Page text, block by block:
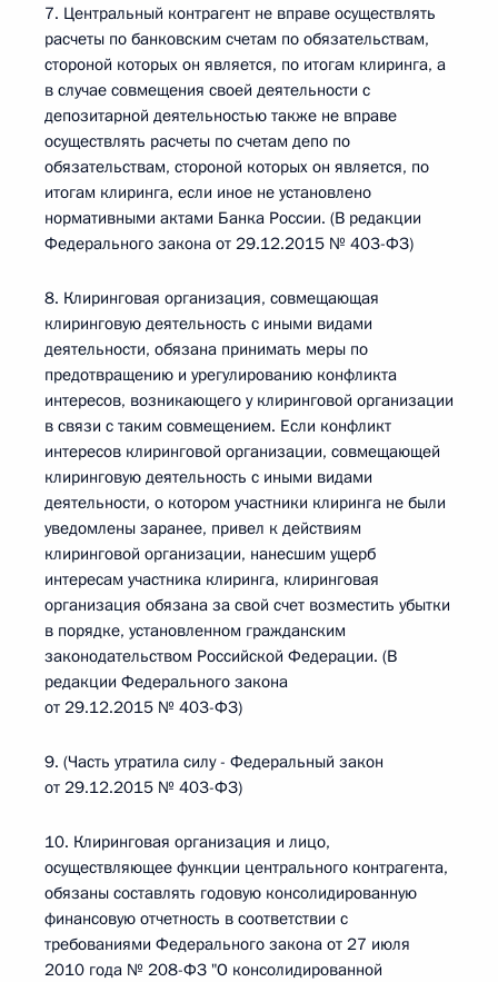
7. Центральный контрагент не вправе осуществлять
расчеты по банковским счетам по обязательствам,
стороной которых он является, по итогам клиринга, а
в случае совмещения своей деятельности с
депозитарной деятельностью также не вправе
осуществлять расчеты по счетам депо по
обязательствам, стороной которых он является, по
итогам клиринга, если иное не установлено
нормативными актами Банка России. (В редакции
Федерального закона от 29.12.2015 № 403-ФЗ)
8. Клиринговая организация, совмещающая
клиринговую деятельность с иными видами
деятельности, обязана принимать меры по
предотвращению и урегулированию конфликта
интересов, возникающего у клиринговой организации
в связи с таким совмещением. Если конфликт
интересов клиринговой организации, совмещающей
клиринговую деятельность с иными видами
деятельности, о котором участники клиринга не были
уведомлены заранее, привел к действиям
клиринговой организации, нанесшим ущерб
интересам участника клиринга, клиринговая
организация обязана за свой счет возместить убытки
в порядке, установленном гражданским
законодательством Российской Федерации. (В
редакции Федерального закона
от 29.12.2015 № 403-ФЗ)
9. (Часть утратила силу - Федеральный закон
от 29.12.2015 № 403-ФЗ)
10. Клиринговая организация и лицо,
осуществляющее функции центрального контрагента,
обязаны составлять годовую консолидированную
финансовую отчетность в соответствии с
требованиями Федерального закона от 27 июля
2010 года № 208-ФЗ "О консолидированной